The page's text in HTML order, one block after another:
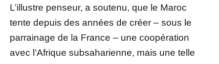
L’illustre penseur, a soutenu, que le Maroc
tente depuis des années de créer – sous le
parrainage de la France – une coopération
avec l’Afrique subsaharienne, mais une telle